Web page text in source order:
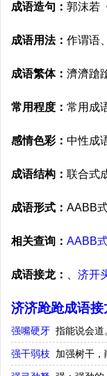
成语造句： 郭沫若
成语用法： 作谓语
成语繁体： 濟濟蹌
常用程度： 常用成
感情色彩： 中性成
成语结构： 联合式
成语形式： AABB
相关查询： AABB
成语接龙： 济开
济济跄跄成语接
强嘴硬牙 指能说会道
强干弱枝 加强树干，